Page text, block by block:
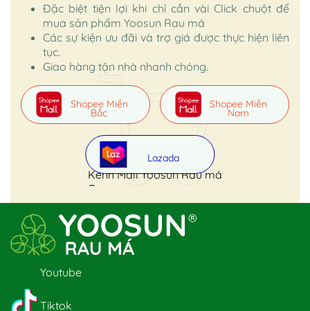
Đặc biệt tiện lợi khi chỉ cần vài Click chuột để
mua sản phẩm Yoosun Rau má
Các sự kiện ưu đãi và trợ giá được thực hiện liên
tục.
Giao hàng tận nhà nhanh chóng.
Kênh Mall Yoosun Rau má
Shopee Miền
Bắc
Shopee Miền
Nam
Lazada
Youtube
Tiktok